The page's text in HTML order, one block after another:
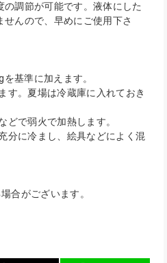
の調節が可能です。液体にした
んので、早めにご使用下さ
基準に加えます。
す。夏場は冷蔵庫に入れておき
どで弱火で加熱します。
分に冷まし、絵具などによく混
合がございます。